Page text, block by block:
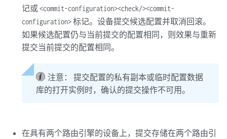
记或<commit-configuration><check/><commit-
configuration>标记。设备提交候选配置并取消回滚。
如果候选配置仍与当前提交的配置相同，则效果与重新
提交当前提交的配置相同。
注意：
提交配置的私有副本或临时配置数据
库的打开实例时，确认的提交操作不可用。
在具有两个路由引擎的设备上，提交存储在两个路由引